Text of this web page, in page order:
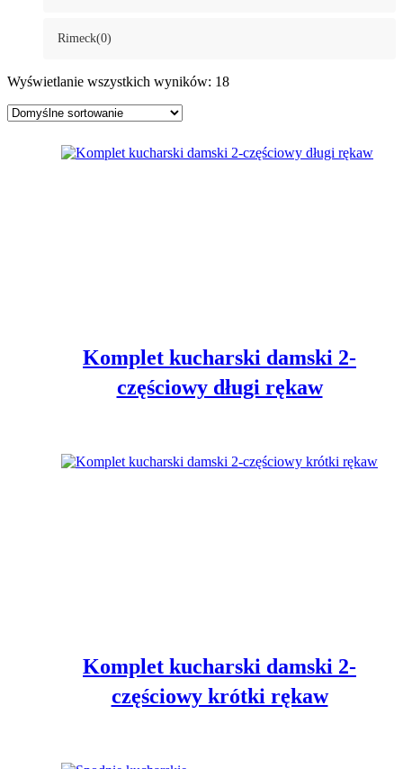
Rimeck(0)
Wyświetlanie wszystkich wyników: 18
Komplet kucharski damski 2-
częściowy długi rękaw
Komplet kucharski damski 2-
częściowy krótki rękaw